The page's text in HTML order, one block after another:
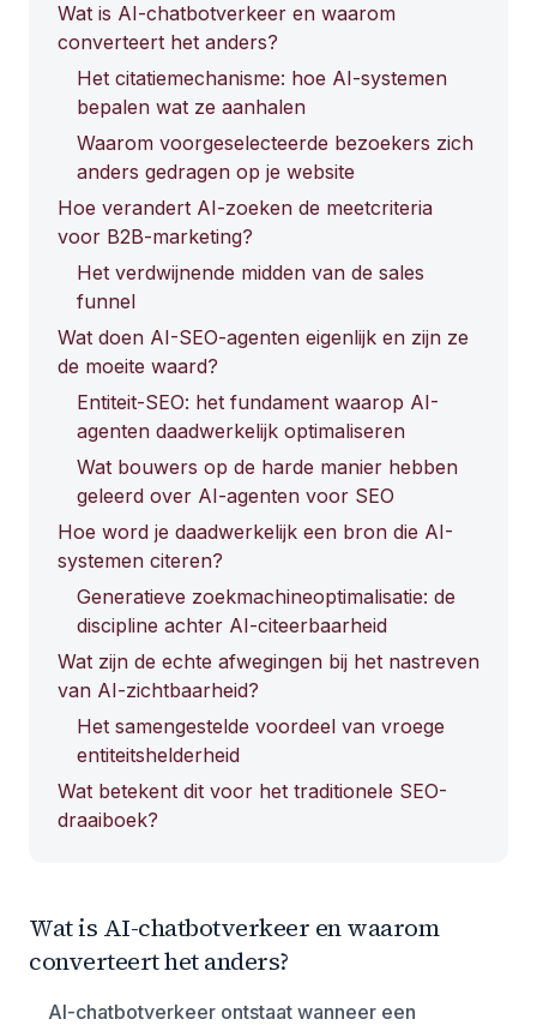
Wat is AI-chatbotverkeer en waarom
converteert het anders?
Het citatiemechanisme: hoe AI-systemen
bepalen wat ze aanhalen
Waarom voorgeselecteerde bezoekers zich
anders gedragen op je website
Hoe verandert AI-zoeken de meetcriteria
voor B2B-marketing?
Het verdwijnende midden van de sales
funnel
Wat doen AI-SEO-agenten eigenlijk en zijn ze
de moeite waard?
Entiteit-SEO: het fundament waarop AI-
agenten daadwerkelijk optimaliseren
Wat bouwers op de harde manier hebben
geleerd over AI-agenten voor SEO
Hoe word je daadwerkelijk een bron die AI-
systemen citeren?
Generatieve zoekmachineoptimalisatie: de
discipline achter AI-citeerbaarheid
Wat zijn de echte afwegingen bij het nastreven
van AI-zichtbaarheid?
Het samengestelde voordeel van vroege
entiteitshelderheid
Wat betekent dit voor het traditionele SEO-
draaiboek?
Wat is AI-chatbotverkeer en waarom
converteert het anders?
AI-chatbotverkeer ontstaat wanneer een